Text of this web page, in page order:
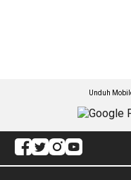
Unduh